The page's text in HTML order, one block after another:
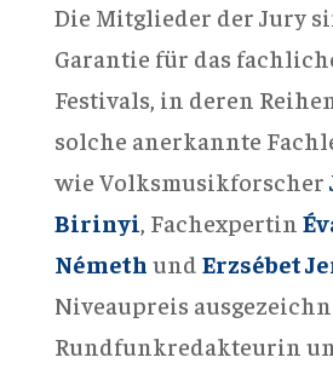
Die Mitglieder der Jury
Garantie für das
Festivals, in deren
solche anerkannte
wie Volksmusikforscher
Birinyi, Fachexpertin
Németh und Erzsébet
Niveaupreis
Rundfunkredakteurin